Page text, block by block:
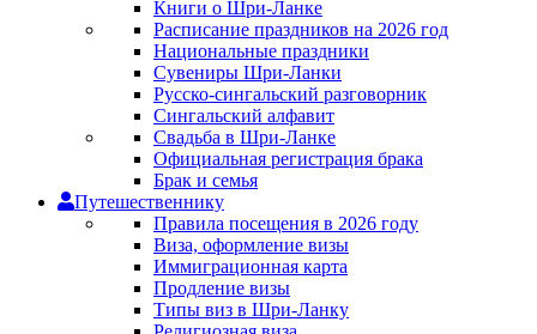
Книги о Шри-Ланке
Расписание праздников на 2026 год
Национальные праздники
Сувениры Шри-Ланки
Русско-сингальский разговорник
Сингальский алфавит
Свадьба в Шри-Ланке
Официальная регистрация брака
Брак и семья
Путешественнику
Правила посещения в 2026 году
Виза, оформление визы
Иммиграционная карта
Продление визы
Типы виз в Шри-Ланку